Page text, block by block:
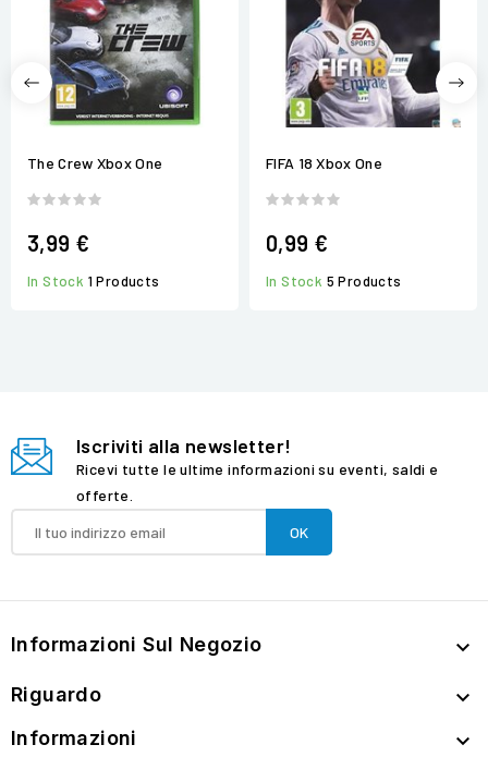
The Crew Xbox One
3,99 €
In Stock 1 Products
FIFA 18 Xbox One
0,99 €
In Stock 5 Products
Iscriviti alla newsletter!
Ricevi tutte le ultime informazioni su eventi, saldi e
offerte.
Informazioni Sul Negozio 
Riguardo 
Informazioni 